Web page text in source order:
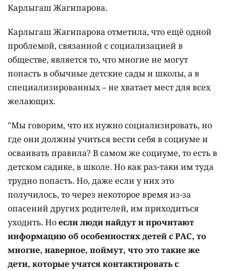
Карлыгаш Жагипарова.
Карлыгаш Жагипарова отметила, что ещё одной
проблемой, связанной с социализацией в
обществе, является то, что многие не могут
попасть в обычные детские сады и школы, а в
специализированных – не хватает мест для всех
желающих.
"Мы говорим, что их нужно социализировать, но
где они должны учиться вести себя в социуме и
осваивать правила? В самом же социуме, то есть в
детском садике, в школе. Но как раз-таки им туда
трудно попасть. Но, даже если у них это
получилось, то через некоторое время из-за
опасений других родителей, им приходиться
уходить. Ноесли люди найдут и прочитают
информацию об особенностях детей с РАС, то
многие, наверное, поймут, что это такие же
дети, которые учатся контактировать с